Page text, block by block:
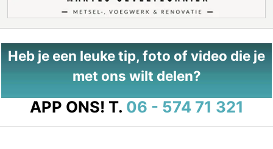
Heb je een leuke tip, foto of video die je
met ons wilt delen?
APP ONS! T. 06 - 574 71 321